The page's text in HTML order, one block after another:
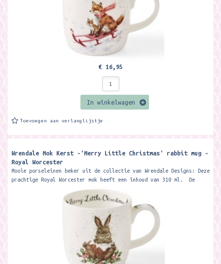
€ 16,95
In winkelwagen
Toevoegen aan verlanglijstje
Wrendale Mok Kerst -'Merry Little Christmas' rabbit mug -
Royal Worcester
Mooie porseleinen beker uit de collectie van Wrendale Designs: Deze
prachtige Royal Worcester mok heeft een inhoud van 310 ml. De